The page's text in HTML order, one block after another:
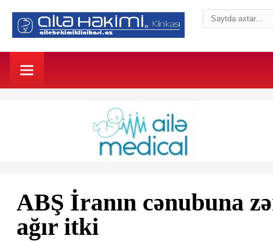
ABŞ İranın cənubuna
ağır itki